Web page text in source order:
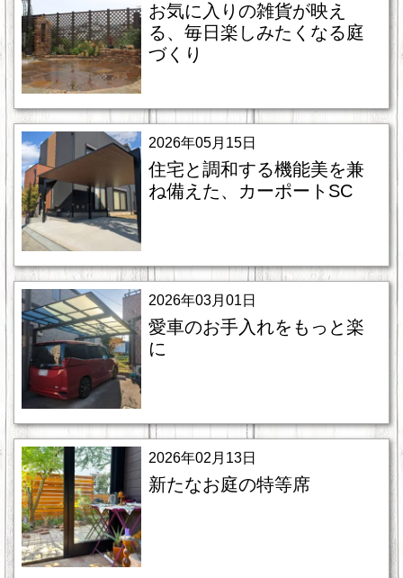
お気に入りの雑貨が映え
る、毎日楽しみたくなる庭
づくり
2026年05月15日
住宅と調和する機能美を兼
ね備えた、カーポートSC
2026年03月01日
愛車のお手入れをもっと楽
に
2026年02月13日
新たなお庭の特等席